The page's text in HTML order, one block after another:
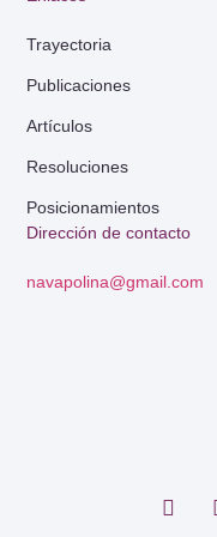
Dirección de contacto
navapolina@gmail.com
Trayectoria
Publicaciones
Artículos
Resoluciones
Posicionamientos